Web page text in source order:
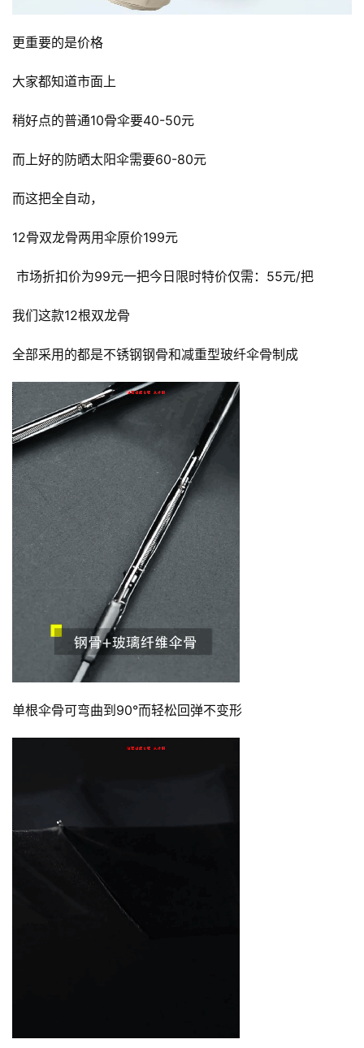
更重要的是价格
大家都知道市面上
稍好点的普通10骨伞要40-50元
而上好的防晒太阳伞需要60-80元
而这把全自动，
12骨双龙骨两用伞原价199元
市场折扣价为99元一把今日限时特价仅需：55元/把
我们这款12根双龙骨
全部采用的都是不锈钢钢骨和减重型玻纤伞骨制成
单根伞骨可弯曲到90°而轻松回弹不变形